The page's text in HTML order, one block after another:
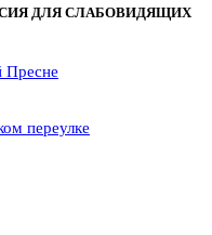
ДЛЯ СЛАБОВИДЯЩИХ
Пресне
переулке